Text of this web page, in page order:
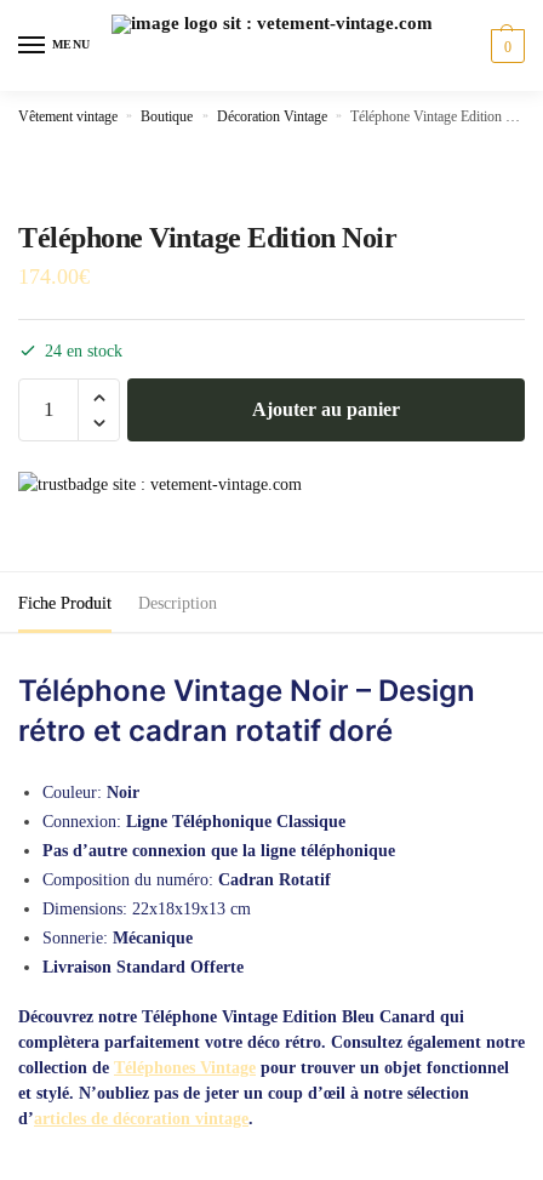
MENU 0
Vêtement vintage » Boutique » Décoration Vintage » Téléphone Vintage Edition Noir
Téléphone Vintage Edition Noir
174.00€
24 en stock
Vintage
Ajouter au panier
Fiche Produit Description
Téléphone Vintage Noir – Design
rétro et cadran rotatif doré
Couleur: Noir
Connexion: Ligne Téléphonique Classique
Pas d’autre connexion que la ligne téléphonique
Composition du numéro: Cadran Rotatif
Dimensions: 22x18x19x13 cm
Sonnerie: Mécanique
Livraison Standard Offerte
Découvrez notre Téléphone Vintage Edition Bleu Canard qui
complètera parfaitement votre déco rétro. Consultez également notre
collection de Téléphones Vintage pour trouver un objet fonctionnel
et stylé. N’oubliez pas de jeter un coup d’œil à notre sélection
d’articles de décoration vintage.